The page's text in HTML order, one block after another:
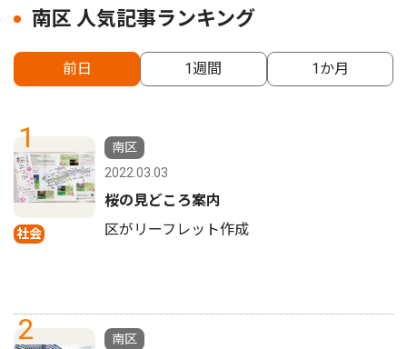
南区 人気記事ランキング
前日 1週間 1か月
1
社会
南区
2022.03.03
桜の見どころ案内
区がリーフレット作成
2
南区